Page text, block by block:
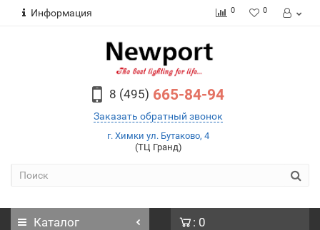
Информация 0 0
8 (495) 665-84-94
Заказать обратный звонок
г. Химки ул. Бутаково, 4
(ТЦ Гранд)
Каталог : 0